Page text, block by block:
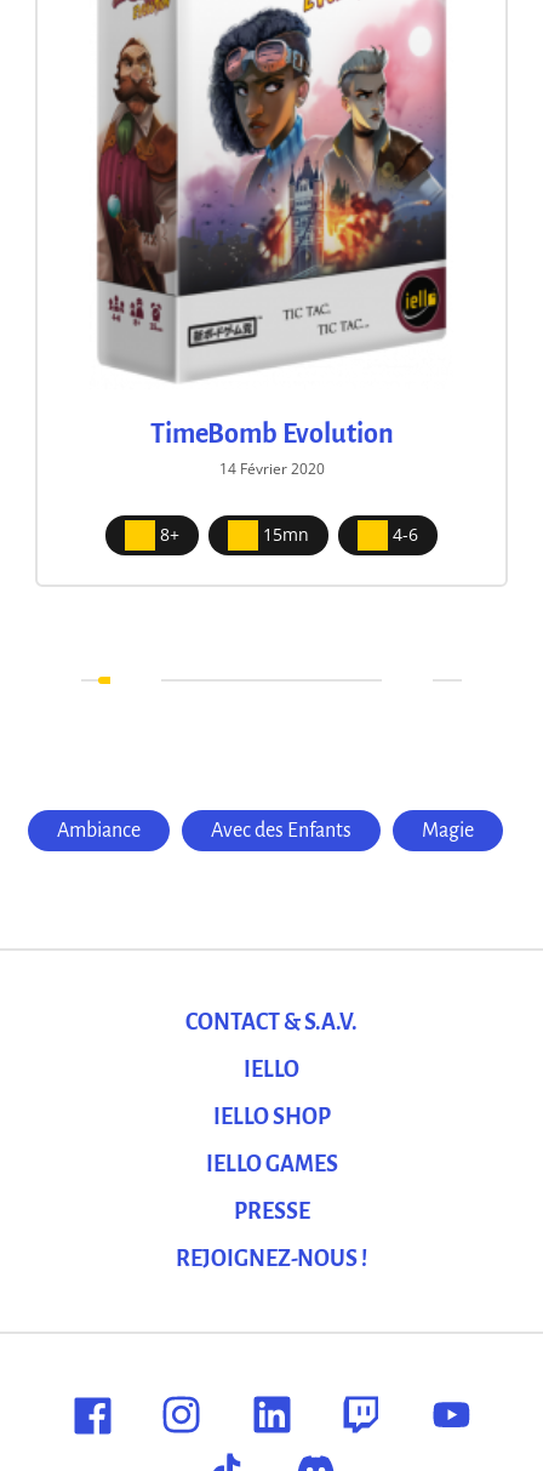
TimeBomb Evolution
14 Février 2020
8+ 15mn 4-6
Ambiance Avec des Enfants Magie
CONTACT & S.A.V.
IELLO
IELLO SHOP
IELLO GAMES
PRESSE
REJOIGNEZ-NOUS !